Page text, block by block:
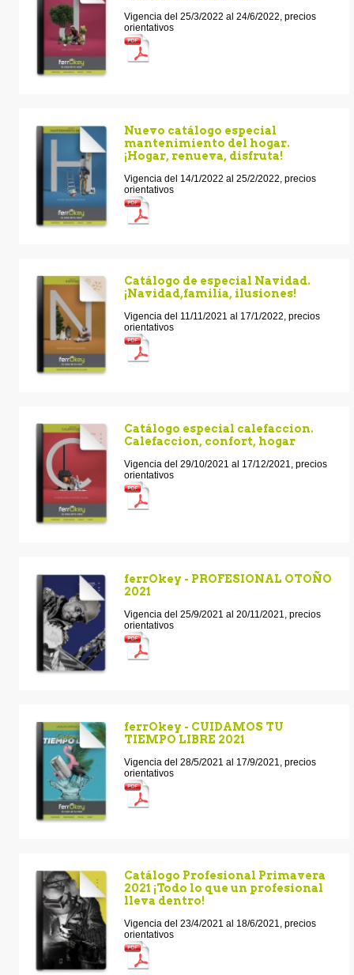
Vigencia del 25/3/2022 al 24/6/2022, precios
orientativos
Nuevo catálogo especial
mantenimiento del hogar.
¡Hogar, renueva, disfruta!
Vigencia del 14/1/2022 al 25/2/2022, precios
orientativos
Catálogo de especial Navidad.
¡Navidad,familia, ilusiones!
Vigencia del 11/11/2021 al 17/1/2022, precios
orientativos
Catálogo especial calefaccion.
Calefaccion, confort, hogar
Vigencia del 29/10/2021 al 17/12/2021, precios
orientativos
ferrOkey - PROFESIONAL OTOÑO
2021
Vigencia del 25/9/2021 al 20/11/2021, precios
orientativos
ferrOkey - CUIDAMOS TU
TIEMPO LIBRE 2021
Vigencia del 28/5/2021 al 17/9/2021, precios
orientativos
Catálogo Profesional Primavera
2021 ¡Todo lo que un profesional
lleva dentro!
Vigencia del 23/4/2021 al 18/6/2021, precios
orientativos